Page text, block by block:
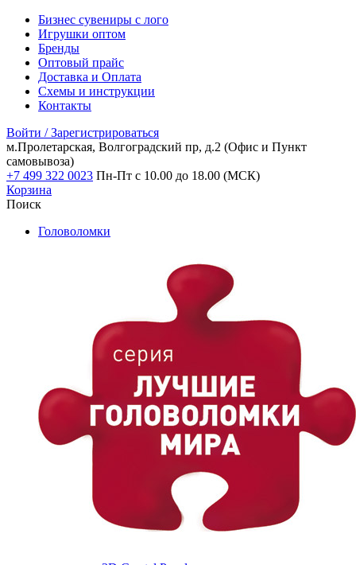
Бизнес сувениры с лого
Игрушки оптом
Бренды
Оптовый прайс
Доставка и Оплата
Схемы и инструкции
Контакты
Войти / Зарегистрироваться
м.Пролетарская, Волгоградский пр, д.2 (Офис и Пункт
самовывоза)
+7 499 322 0023 Пн-Пт с 10.00 до 18.00 (МСК)
Корзина
Поиск
Головоломки